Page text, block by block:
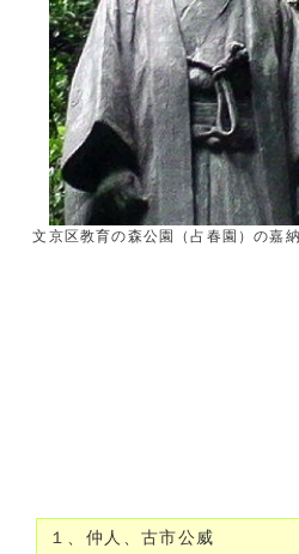
文京区教育の森公園（占春園）の嘉
１、仲人、古市公威